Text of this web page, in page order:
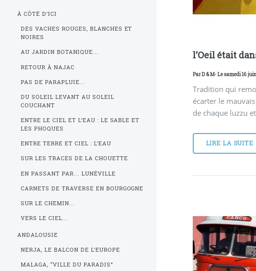
l’Oeil était
ParD & M- Le samedi 16
Tradition qui
écarter le
de chaque luzzu
LIRE LA SUITE
À CÔTÉ D’ICI
DES VACHES ROUGES, BLANCHES ET
NOIRES
AU JARDIN BOTANIQUE...
RETOUR À NAJAC
PAS DE PARAPLUIE...
DU SOLEIL LEVANT AU SOLEIL
COUCHANT
ENTRE LE CIEL ET L’EAU : LE SABLE ET
LES PHOQUES
ENTRE TERRE ET CIEL : L’EAU
SUR LES TRACES DE LA CHOUETTE
EN PASSANT PAR... LUNÉVILLE
CARNETS DE TRAVERSE EN BOURGOGNE
SUR LE CHEMIN...
VERS LE CIEL...
ANDALOUSIE
NERJA, LE BALCON DE L’EUROPE
MALAGA, “VILLE DU PARADIS”